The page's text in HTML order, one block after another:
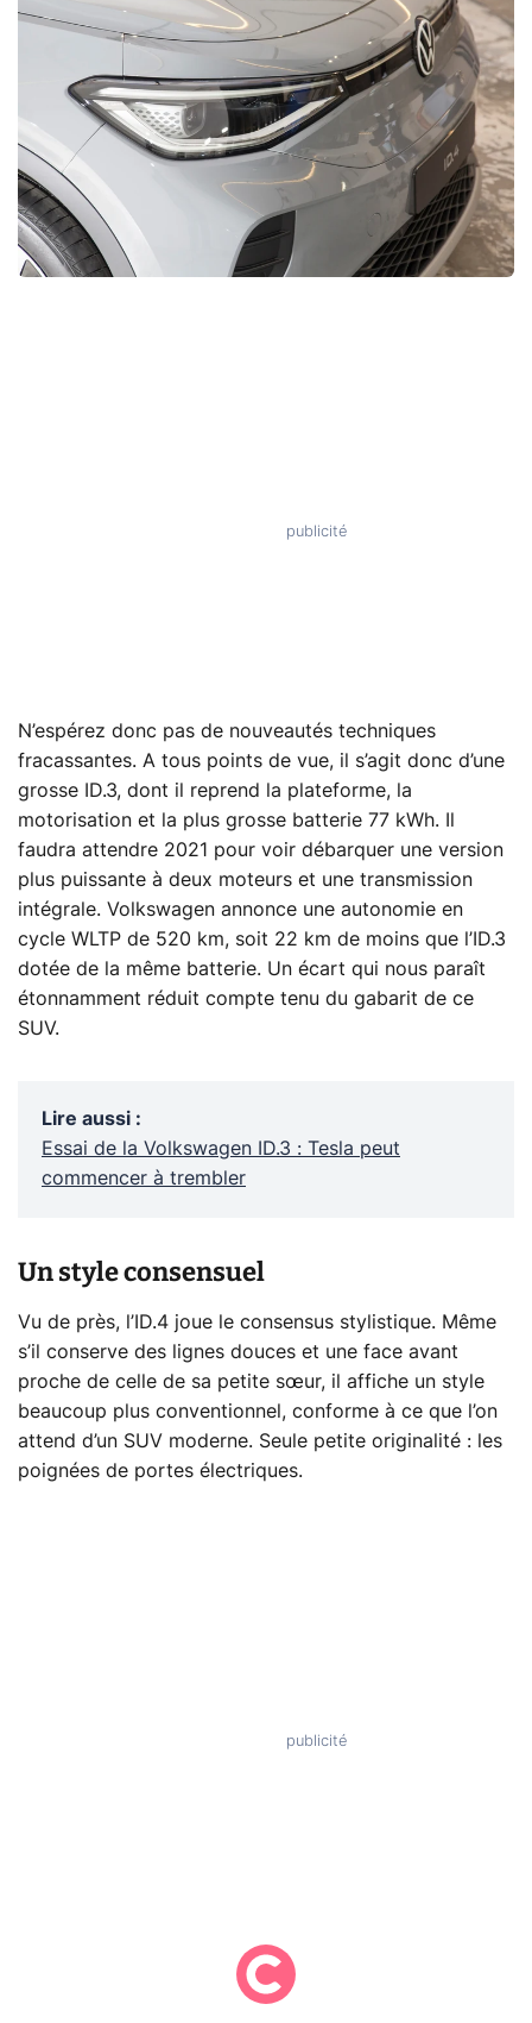
N’espérez donc pas de nouveautés techniques
fracassantes. A tous points de vue, il s’agit donc d’une
grosse ID.3, dont il reprend la plateforme, la
motorisation et la plus grosse batterie 77 kWh. Il
faudra attendre 2021 pour voir débarquer une version
plus puissante à deux moteurs et une transmission
intégrale. Volkswagen annonce une autonomie en
cycle WLTP de 520 km, soit 22 km de moins que l’ID.3
dotée de la même batterie. Un écart qui nous paraît
étonnamment réduit compte tenu du gabarit de ce
SUV.
Lire aussi :
Essai de la Volkswagen ID.3 : Tesla peut
commencer à trembler
Un style consensuel
Vu de près, l’ID.4 joue le consensus stylistique. Même
s’il conserve des lignes douces et une face avant
proche de celle de sa petite sœur, il affiche un style
beaucoup plus conventionnel, conforme à ce que l’on
attend d’un SUV moderne. Seule petite originalité : les
poignées de portes électriques.